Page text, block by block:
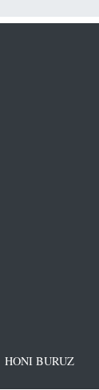
HONI BURUZ